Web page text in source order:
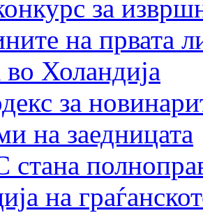
за
на првата
во Холандија
за
на заедницата
на